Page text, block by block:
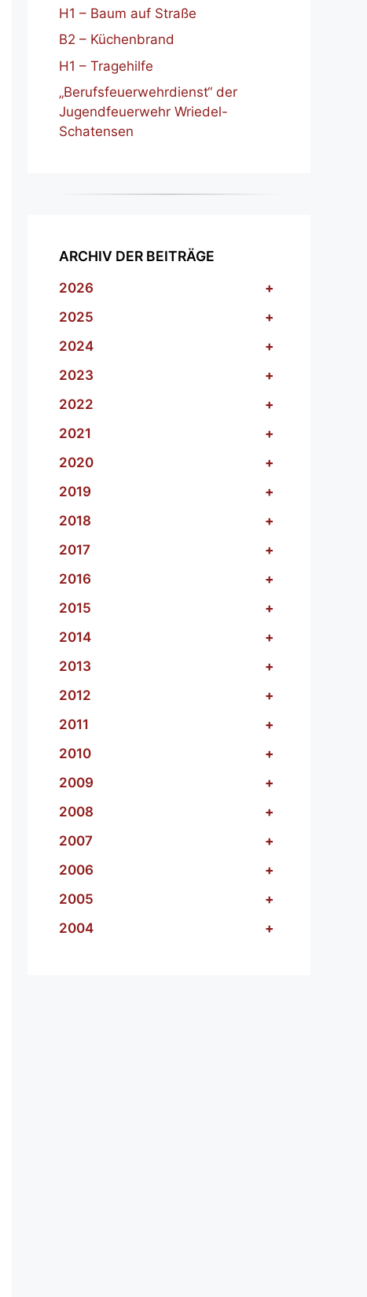
H1 – Baum auf Straße
B2 – Küchenbrand
H1 – Tragehilfe
„Berufsfeuerwehrdienst“ der
Jugendfeuerwehr Wriedel-
Schatensen
ARCHIV DER BEITRÄGE
2026
+
2025
+
2024
+
2023
+
2022
+
2021
+
2020
+
2019
+
2018
+
2017
+
2016
+
2015
+
2014
+
2013
+
2012
+
2011
+
2010
+
2009
+
2008
+
2007
+
2006
+
2005
+
2004
+